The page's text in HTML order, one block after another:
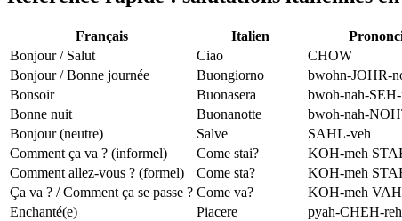
Français Italien
Bonjour / Salut
Ciao CHOW
Bonjour / Bonne journée
Buongiorno bwohn-JOHR-
Bonsoir
Buonasera bwoh-nah-SEH-
Bonne nuit
Buonanotte bwoh-nah-
Bonjour (neutre)
Salve SAHL-veh
Comment ça va ? (informel)
Come stai? KOH-meh
Comment allez-vous ? (formel)
Come sta? KOH-meh
Ça va ? / Comment ça se passe ? Come va? KOH-meh VAH
Enchanté(e)
Piacere pyah-CHEH-reh